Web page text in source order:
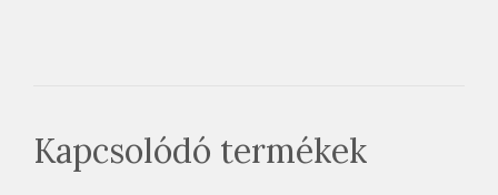
Kapcsolódó termékek